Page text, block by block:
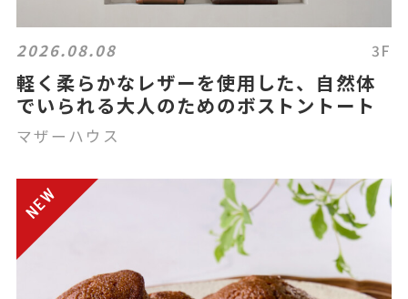
2026.08.08 3F
軽く柔らかなレザーを使用した、自然体
でいられる大人のためのボストントート
マザーハウス